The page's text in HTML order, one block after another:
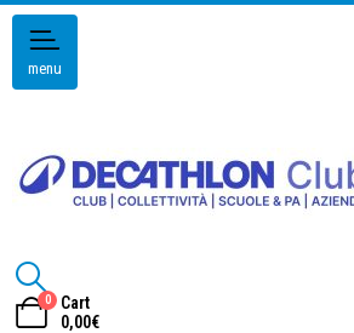
menu
0
Cart
0,00€